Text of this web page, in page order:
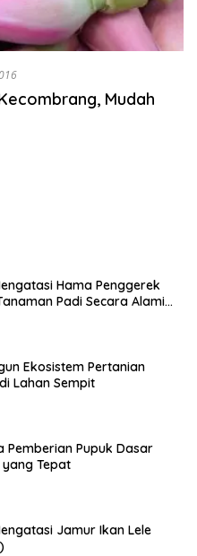
Mudah
Hama Penggerek
Padi Secara Alami
Ekosistem Pertanian
Lahan Sempit
Pemberian Pupuk Dasar
Tepat
Jamur Ikan Lele